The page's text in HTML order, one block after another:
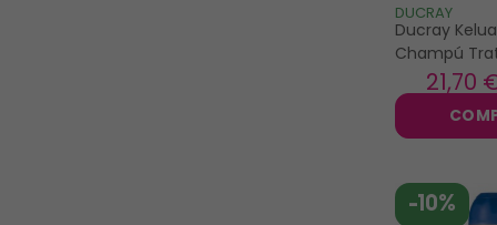
DUCRAY
Ducray
Champú
100ml21,70
-10%